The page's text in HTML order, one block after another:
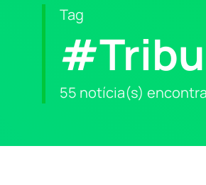
Tag
55 notícia(s)